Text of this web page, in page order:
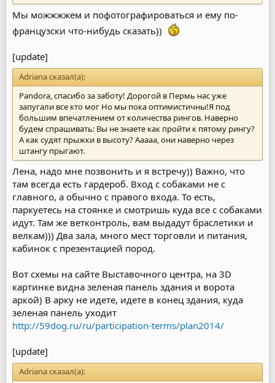
Мы можжжжем и пофотографироваться и ему по-
французски что-нибудь сказать))
[update]
Adriana сказал(а):
Pandora, спасибо за заботу! Дорогой в Пермь нас уже
запугали все кто мог Но мы пока оптимистичны!Я под
большим впечатлением от количества рингов. Наверно
будем спрашивать: Вы не знаете как пройти к пятому рингу?
А как судят прыжки в высоту? Ааааа, они наверно через
штангу прыгают.
Лена, надо мне позвонить и я встречу)) Важно, что
там всегда есть гардероб. Вход с собаками не с
главного, а обычно с правого входа. То есть,
паркуетесь на стоянке и смотришь куда все с собаками
идут. Там же ветконтроль, вам выдадут браслетики и
велкам))) Два зала, много мест торговли и питания,
кабинок с презентацией пород.
Вот схемы на сайте Выставочного центра, на 3D
картинке видна зеленая панель здания и ворота
аркой) В арку не идете, идете в конец здания, куда
зеленая панель уходит
http://59dog.ru/ru/participation-terms/plan2014/
[update]
Adriana сказал(а):